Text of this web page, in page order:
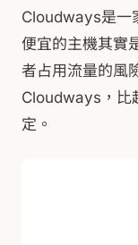
Cloudways是一
便宜的主機其實
者占用流量的風
Cloudways，比
定。